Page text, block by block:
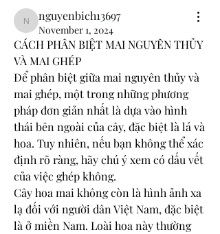
nguyenbich13697
nguyenbich13697
November 1, 2024
CÁCH PHÂN BIỆT MAI NGUYÊN THỦY
VÀ MAI GHÉP
Để phân biệt giữa mai nguyên thủy và
mai ghép, một trong những phương
pháp đơn giản nhất là dựa vào hình
thái bên ngoài của cây, đặc biệt là lá và
hoa. Tuy nhiên, nếu bạn không thể xác
định rõ ràng, hãy chú ý xem có dấu vết
của việc ghép không.
Cây hoa mai không còn là hình ảnh xa
lạ đối với người dân Việt Nam, đặc biệt
là ở miền Nam. Loài hoa này thường